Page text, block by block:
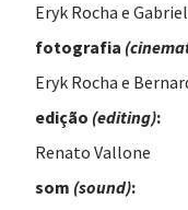
Eryk Rocha e
fotografia
Eryk Rocha e
edição (editing):
Renato Vallone
som (sound):